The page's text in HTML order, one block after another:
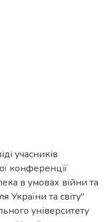
учасників
конференції
в умовах війни та
України та світу"
університету